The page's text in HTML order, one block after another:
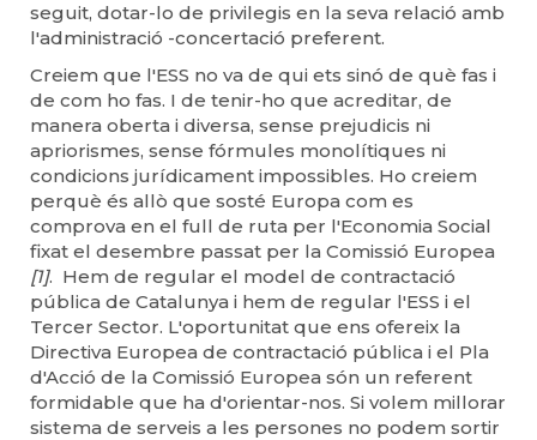
seguit, dotar-lo de privilegis en la seva relació amb
l'administració -concertació preferent.
Creiem que l'ESS no va de qui ets sinó de què fas i
de com ho fas. I de tenir-ho que acreditar, de
manera oberta i diversa, sense prejudicis ni
apriorismes, sense fórmules monolítiques ni
condicions jurídicament impossibles. Ho creiem
perquè és allò que sosté Europa com es
comprova en el full de ruta per l'Economia Social
fixat el desembre passat per la Comissió Europea
[1]. Hem de regular el model de contractació
pública de Catalunya i hem de regular l'ESS i el
Tercer Sector. L'oportunitat que ens ofereix la
Directiva Europea de contractació pública i el Pla
d'Acció de la Comissió Europea són un referent
formidable que ha d'orientar-nos. Si volem millorar
sistema de serveis a les persones no podem sortir